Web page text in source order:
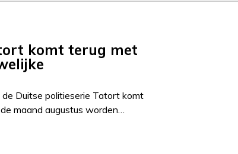
komt terug met
Duitse politieserie Tatort komt
maand augustus worden…